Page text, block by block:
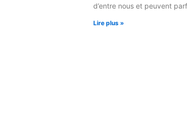
d’entre nous et peuvent
Lire plus »